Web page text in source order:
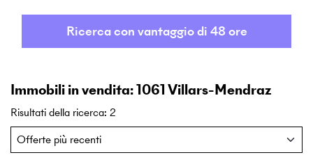
Ricerca con vantaggio di 48 ore
Immobili in vendita: 1061 Villars-Mendraz
Risultati della ricerca: 2